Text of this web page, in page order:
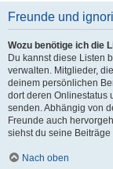
Freunde und
Wozu benötige ich die
Du kannst diese Listen
verwalten. Mitglieder,
deinem persönlichen
dort deren Onlinestatus
senden. Abhängig von
Freunde auch
siehst du seine
Nach oben